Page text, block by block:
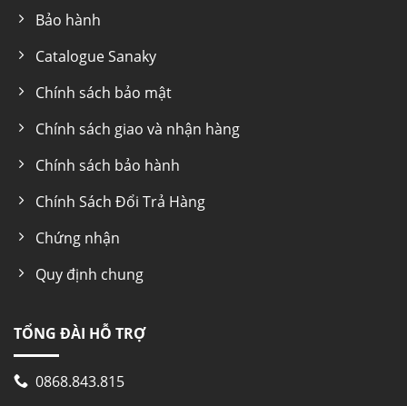
Bảo hành
Catalogue Sanaky
Chính sách bảo mật
Chính sách giao và nhận hàng
Chính sách bảo hành
Chính Sách Đổi Trả Hàng
Chứng nhận
Quy định chung
TỔNG ĐÀI HỖ TRỢ
0868.843.815